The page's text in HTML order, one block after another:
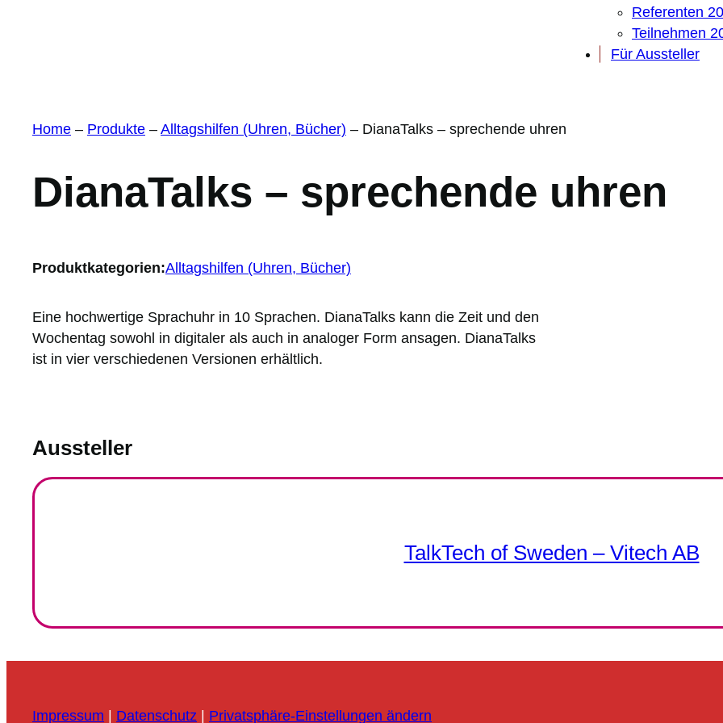
Referenten
Teilnehmen
Für Aussteller
Home – Produkte – Alltagshilfen (Uhren, Bücher) – DianaTalks – sprechende uhren
DianaTalks – sprechende uhren
Produktkategorien:Alltagshilfen (Uhren, Bücher)
Eine hochwertige Sprachuhr in 10 Sprachen. DianaTalks kann die Zeit und den
Wochentag sowohl in digitaler als auch in analoger Form ansagen. DianaTalks
ist in vier verschiedenen Versionen erhältlich.
Aussteller
TalkTech of Sweden – Vitech AB
Impressum Datenschutz Privatsphäre-Einstellungen ändern